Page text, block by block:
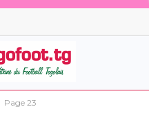
Page 23